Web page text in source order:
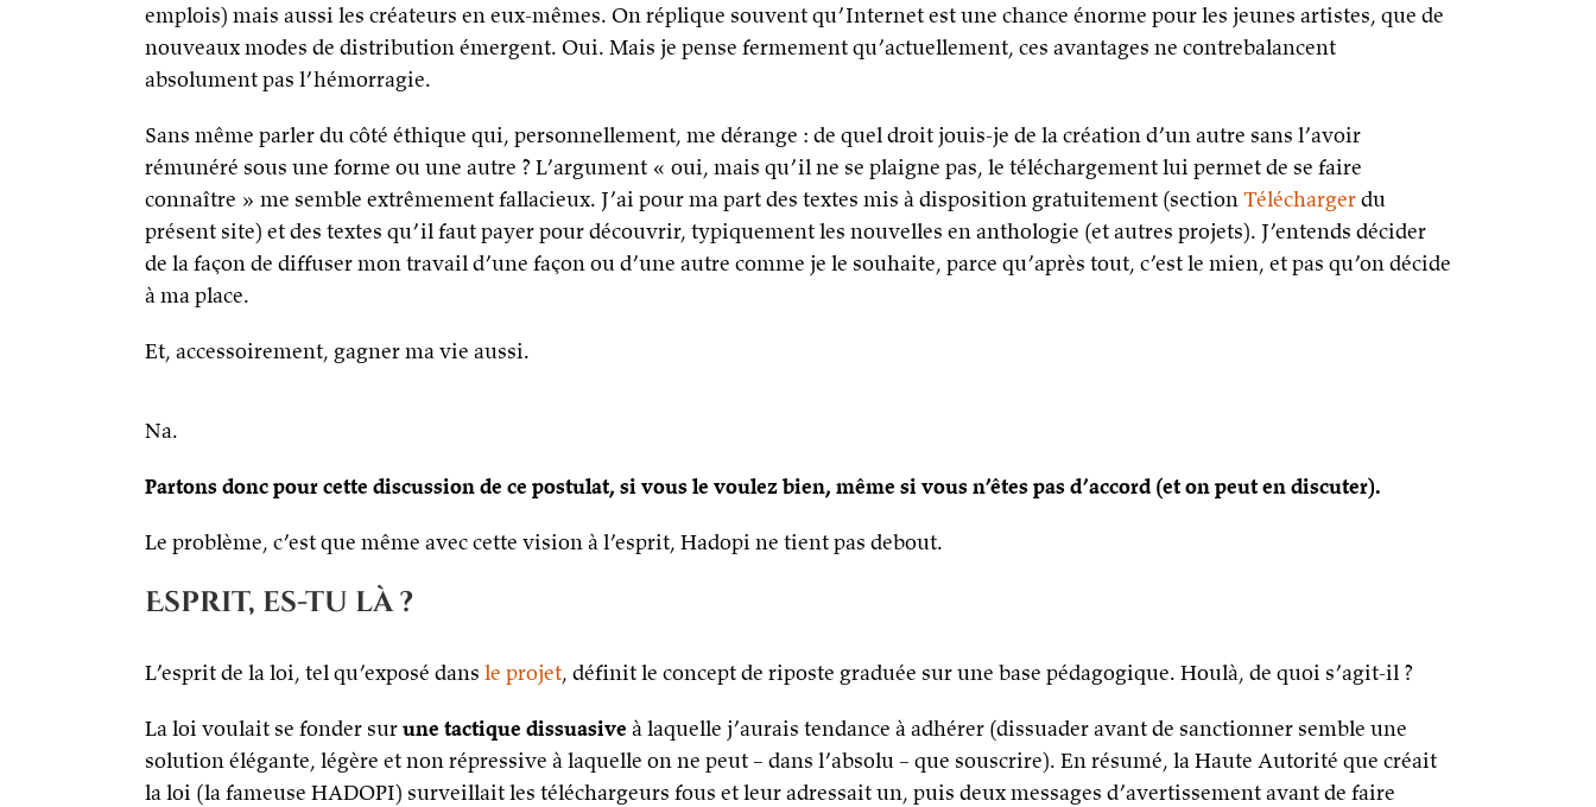
emplois) mais aussi les créateurs en eux-mêmes. On réplique souvent qu’Internet est une chance énorme pour les jeunes artistes, que de
nouveaux modes de distribution émergent. Oui. Mais je pense fermement qu’actuellement, ces avantages ne contrebalancent
absolument pas l’hémorragie.
Sans même parler du côté éthique qui, personnellement, me dérange : de quel droit jouis-je de la création d’un autre sans l’avoir
rémunéré sous une forme ou une autre ? L’argument « oui, mais qu’il ne se plaigne pas, le téléchargement lui permet de se faire
connaître » me semble extrêmement fallacieux. J’ai pour ma part des textes mis à disposition gratuitement (sectionTéléchargerdu
présent site) et des textes qu’il faut payer pour découvrir, typiquement les nouvelles en anthologie (et autres projets). J’entends décider
de la façon de diffuser mon travail d’une façon ou d’une autre comme je le souhaite, parce qu’après tout, c’est le mien, et pas qu’on décide
à ma place.
Et, accessoirement, gagner ma vie aussi.
Na.
Partons donc pour cette discussion de ce postulat, si vous le voulez bien, même si vous n’êtes pas d’accord (et on peut en discuter).
Le problème, c’est que même avec cette vision à l’esprit, Hadopi ne tient pas debout.
Esprit, es-tu là ?
L’esprit de la loi, tel qu’exposé dans le projet, définit le concept de riposte graduée sur une base pédagogique. Houlà, de quoi s’agit-il ?
La loi voulait se fonder surune tactique dissuasive à laquelle j’aurais tendance à adhérer (dissuader avant de sanctionner semble une
solution élégante, légère et non répressive à laquelle on ne peut – dans l’absolu – que souscrire). En résumé, la Haute Autorité que créait
la loi (la fameuse HADOPI) surveillait les téléchargeurs fous et leur adressait un, puis deux messages d’avertissement avant de faire